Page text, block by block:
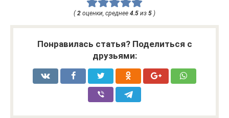
(2 оценки, среднее 4.5 из 5 )
Понравилась статья? Поделиться с
друзьями: